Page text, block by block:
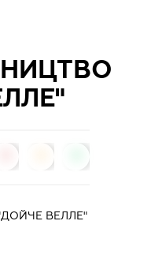
ВЕЛЛЕ"